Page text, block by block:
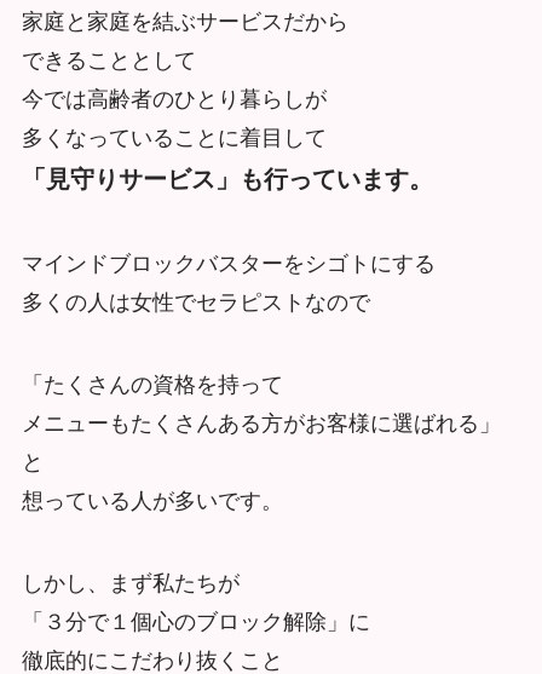
家庭と家庭を結ぶサービスだから
できることとして
今では高齢者のひとり暮らしが
多くなっていることに着目して
「見守りサービス」も行っています。
マインドブロックバスターをシゴトにする
多くの人は女性でセラピストなので
「たくさんの資格を持って
メニューもたくさんある方がお客様に選ばれる」
と
想っている人が多いです。
しかし、まず私たちが
「３分で１個心のブロック解除」に
徹底的にこだわり抜くこと